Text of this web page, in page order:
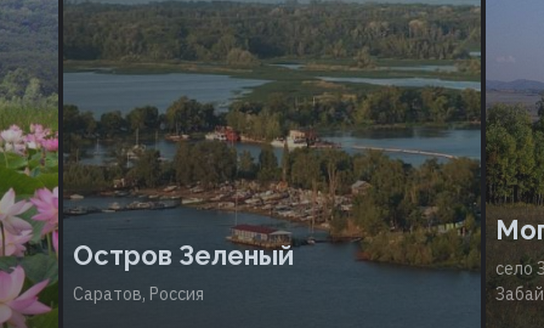
Остров Зеленый
Саратов, Россия
село